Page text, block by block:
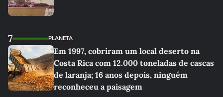
7 PLANETA
Em 1997, cobriram um local deserto na
Costa Rica com 12.000 toneladas de cascas
de laranja; 16 anos depois, ninguém
reconheceu a paisagem